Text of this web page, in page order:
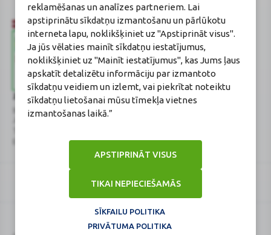
reklamēšanas un analīzes partneriem. Lai
apstiprinātu sīkdatņu izmantošanu un pārlūkotu
interneta lapu, noklikšķiniet uz "Apstiprināt visus".
Ja jūs vēlaties mainīt sīkdatņu iestatījumus,
noklikšķiniet uz "Mainīt iestatījumus", kas Jums ļaus
apskatīt detalizētu informāciju par izmantoto
sīkdatņu veidiem un izlemt, vai piekrītat noteiktu
sīkdatņu lietošanai mūsu tīmekļa vietnes
izmantošanas laikā.”
TIKAI NEPIECIEŠAMĀS
APSTIPRINĀT VISUS
SĪKFAILU POLITIKA
PRIVĀTUMA POLITIKA
Zāļu valsts aģentūra
www.zva.gov.lv
Jersikas iela 15, Rīga
E-pasts: info@zva.gov.lv
Veselības inspekcija
E-pasts: vi@vi.gov.lv